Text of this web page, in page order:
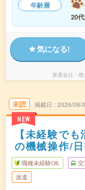
年齢層
20代
気になる!
派遣会社 株
未読
NEW
掲載日 2026/08/
【未経験で
の機械操作/
職種未経験OK 交
派遣